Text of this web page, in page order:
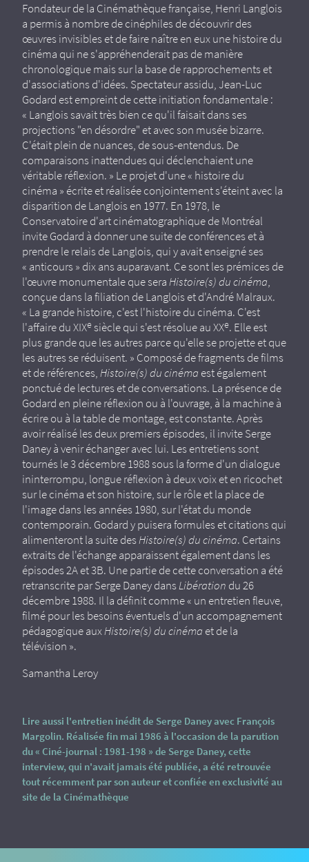
Fondateur de la Cinémathèque française, Henri Langlois
a permis à nombre de cinéphiles de découvrir des
œuvres invisibles et de faire naître en eux une histoire du
cinéma qui ne s'appréhenderait pas de manière
chronologique mais sur la base de rapprochements et
d'associations d'idées. Spectateur assidu, Jean-Luc
Godard est empreint de cette initiation fondamentale :
« Langlois savait très bien ce qu'il faisait dans ses
projections "en désordre" et avec son musée bizarre.
C'était plein de nuances, de sous-entendus. De
comparaisons inattendues qui déclenchaient une
véritable réflexion. » Le projet d'une « histoire du
cinéma » écrite et réalisée conjointement s'éteint avec la
disparition de Langlois en 1977. En 1978, le
Conservatoire d'art cinématographique de Montréal
invite Godard à donner une suite de conférences et à
prendre le relais de Langlois, qui y avait enseigné ses
« anticours » dix ans auparavant. Ce sont les prémices de
l'œuvre monumentale que seraHistoire(s) du cinéma,
conçue dans la filiation de Langlois et d'André Malraux.
« La grande histoire, c'est l'histoire du cinéma. C'est
l'affaire du XIXesiècle qui s'est résolue au XXe. Elle est
plus grande que les autres parce qu'elle se projette et que
les autres se réduisent. » Composé de fragments de films
et de références,Histoire(s) du cinémaest également
ponctué de lectures et de conversations. La présence de
Godard en pleine réflexion ou à l'ouvrage, à la machine à
écrire ou à la table de montage, est constante. Après
avoir réalisé les deux premiers épisodes, il invite Serge
Daney à venir échanger avec lui. Les entretiens sont
tournés le 3 décembre 1988 sous la forme d'un dialogue
ininterrompu, longue réflexion à deux voix et en ricochet
sur le cinéma et son histoire, sur le rôle et la place de
l'image dans les années 1980, sur l'état du monde
contemporain. Godard y puisera formules et citations qui
alimenteront la suite desHistoire(s) du cinéma. Certains
extraits de l'échange apparaissent également dans les
épisodes 2A et 3B. Une partie de cette conversation a été
retranscrite par Serge Daney dansLibération du 26
décembre 1988. Il la définit comme « un entretien fleuve,
filmé pour les besoins éventuels d'un accompagnement
pédagogique auxHistoire(s) du cinémaet de la
télévision ».
Samantha Leroy
Lire aussi l'entretien inédit de Serge Daney avec François
Margolin. Réalisée fin mai 1986 à l'occasion de la parution
du « Ciné-journal : 1981-198 » de Serge Daney, cette
interview, qui n'avait jamais été publiée, a été retrouvée
tout récemment par son auteur et confiée en exclusivité au
site de la Cinémathèque